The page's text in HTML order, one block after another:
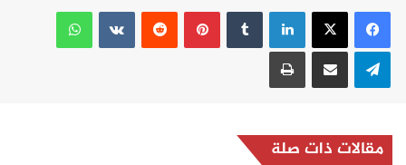
لينكدإن بينتيريست
واتساب
تيلقرام مشاركة عبر البريد طباعة
مقالات ذات صلة